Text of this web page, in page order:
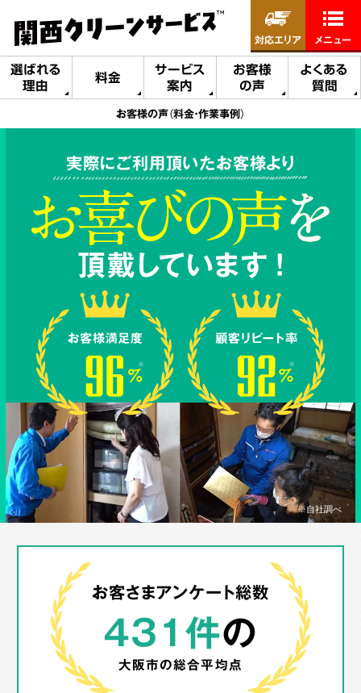
選ばれる
理由
料金
サービス
案内
お客様
の声
よくある
質問
対応エリア メニュー
お客様の声（料金・作業事例）
実際にご利用頂いたお客様より
※自社調べ
お客さまアンケート総数
431件の
大阪市の総合平均点